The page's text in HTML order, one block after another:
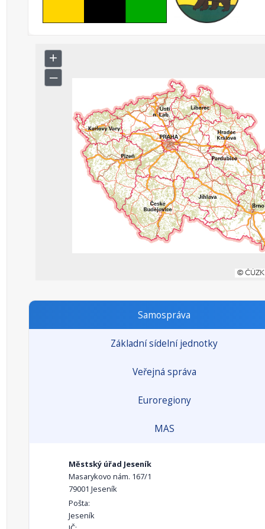
Samospráva
Základní sídelní jednotky
Veřejná správa
Euroregiony
MAS
Městský úřad Jeseník
Masarykovo nám. 167/1
79001 Jeseník
Pošta:
Jeseník